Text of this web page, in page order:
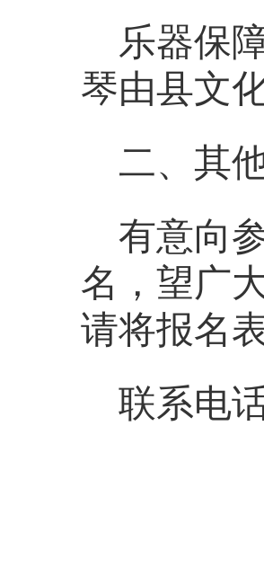
乐器保
琴由县文
二、其
有意向
名，望广
请将报名
联系电